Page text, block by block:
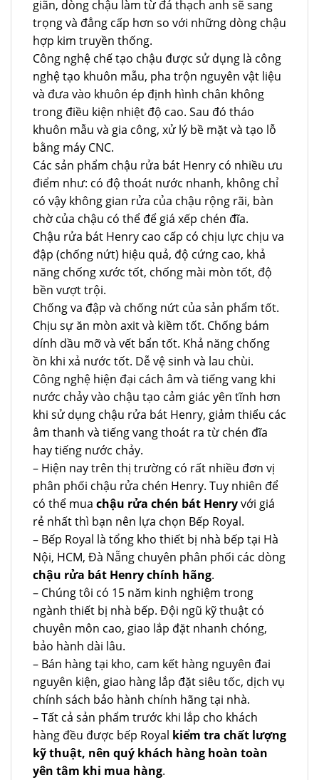
giãn, dòng chậu làm từ đá thạch anh sẽ sang
trọng và đẳng cấp hơn so với những dòng chậu
hợp kim truyền thống.
Công nghệ chế tạo chậu được sử dụng là công
nghệ tạo khuôn mẫu, pha trộn nguyên vật liệu
và đưa vào khuôn ép định hình chân không
trong điều kiện nhiệt độ cao. Sau đó tháo
khuôn mẫu và gia công, xử lý bề mặt và tạo lỗ
bằng máy CNC.
Các sản phẩm chậu rửa bát Henry có nhiều ưu
điểm như: có độ thoát nước nhanh, không chỉ
có vậy không gian rửa của chậu rộng rãi, bàn
chờ của chậu có thể để giá xếp chén đĩa.
Chậu rửa bát Henry cao cấp có chịu lực chịu va
đập (chống nứt) hiệu quả, độ cứng cao, khả
năng chống xước tốt, chống mài mòn tốt, độ
bền vượt trội.
Chống va đập và chống nứt của sản phẩm tốt.
Chịu sự ăn mòn axit và kiềm tốt. Chống bám
dính dầu mỡ và vết bẩn tốt. Khả năng chống
ồn khi xả nước tốt. Dễ vệ sinh và lau chùi.
Công nghệ hiện đại cách âm và tiếng vang khi
nước chảy vào chậu tạo cảm giác yên tĩnh hơn
khi sử dụng chậu rửa bát Henry, giảm thiểu các
âm thanh và tiếng vang thoát ra từ chén đĩa
hay tiếng nước chảy.
– Hiện nay trên thị trường có rất nhiều đơn vị
phân phối chậu rửa chén Henry. Tuy nhiên để
có thể mua chậu rửa chén bát Henryvới giá
rẻ nhất thì bạn nên lựa chọn Bếp Royal.
– Bếp Royal là tổng kho thiết bị nhà bếp tại Hà
Nội, HCM, Đà Nẵng chuyên phân phối các dòng
chậu rửa bát Henry chính hãng.
– Chúng tôi có 15 năm kinh nghiệm trong
ngành thiết bị nhà bếp. Đội ngũ kỹ thuật có
chuyên môn cao, giao lắp đặt nhanh chóng,
bảo hành dài lâu.
– Bán hàng tại kho, cam kết hàng nguyên đai
nguyên kiện, giao hàng lắp đặt siêu tốc, dịch vụ
chính sách bảo hành chính hãng tại nhà.
– Tất cả sản phẩm trước khi lắp cho khách
hàng đều được bếp Royal kiểm tra chất lượng
kỹ thuật, nên quý khách hàng hoàn toàn
yên tâm khi mua hàng.